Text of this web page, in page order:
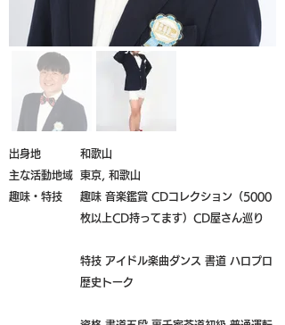
​出身地
和歌山
主な活動地域
東京, 和歌山
趣味・特技
趣味 音楽鑑賞 CDコレクション（5000
枚以上CD持ってます）CD屋さん巡り
特技 アイドル楽曲ダンス 書道 ハロプロ
歴史トーク